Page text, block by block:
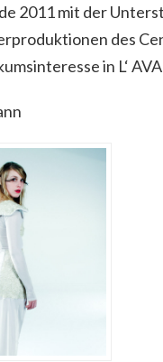
2011 mit der
des
in L‘